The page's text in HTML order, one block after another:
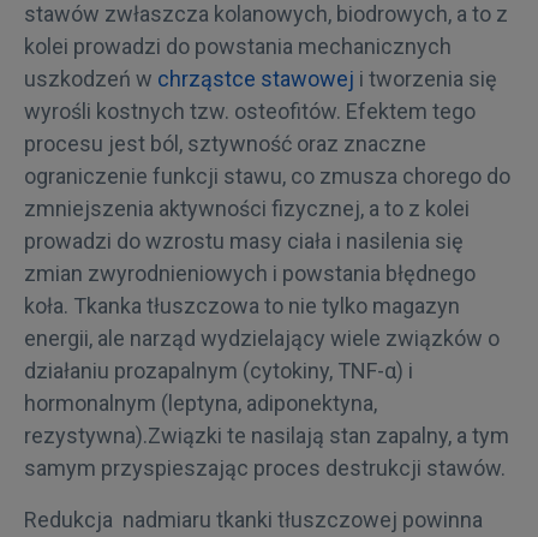
stawów zwłaszcza kolanowych, biodrowych, a to z
kolei prowadzi do powstania mechanicznych
uszkodzeń w chrząstce stawowej i tworzenia się
wyrośli kostnych tzw. osteofitów. Efektem tego
procesu jest ból, sztywność oraz znaczne
ograniczenie funkcji stawu, co zmusza chorego do
zmniejszenia aktywności fizycznej, a to z kolei
prowadzi do wzrostu masy ciała i nasilenia się
zmian zwyrodnieniowych i powstania błędnego
koła. Tkanka tłuszczowa to nie tylko magazyn
energii, ale narząd wydzielający wiele związków o
działaniu prozapalnym (cytokiny, TNF-α) i
hormonalnym (leptyna, adiponektyna,
rezystywna).Związki te nasilają stan zapalny, a tym
samym przyspieszając proces destrukcji stawów.
Redukcja nadmiaru tkanki tłuszczowej powinna